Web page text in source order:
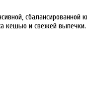
кешью и свежей выпечки.